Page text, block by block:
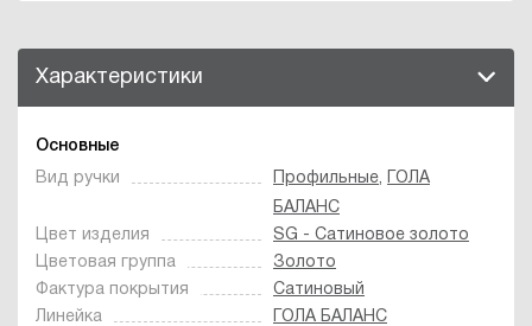
Характеристики
Основные
Вид ручки Профильные,
ГОЛА
БАЛАНС
Цвет изделия
SG - Сатиновое золото
Цветовая группа
Золото
Фактура покрытия
Сатиновый
Линейка
ГОЛА БАЛАНС